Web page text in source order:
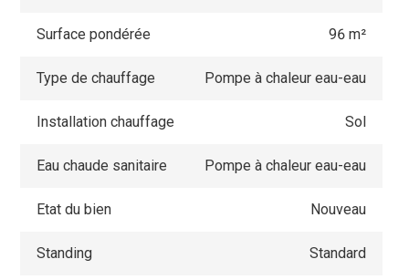
Surface pondérée 96 m²
Type de chauffage Pompe à chaleur eau-eau
Installation chauffage Sol
Eau chaude sanitaire Pompe à chaleur eau-eau
Etat du bien Nouveau
Standing Standard